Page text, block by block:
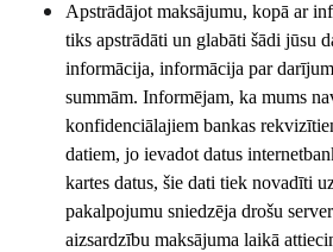
Apstrādājot maksājumu, kopā ar
tiks apstrādāti un glabāti šādi jūsu
informācija, informācija par
summām. Informējam, ka mums
konfidenciālajiem bankas
datiem, jo ievadot datus
kartes datus, šie dati tiek novadīti
pakalpojumu sniedzēja drošu
aizsardzību maksājuma laikā